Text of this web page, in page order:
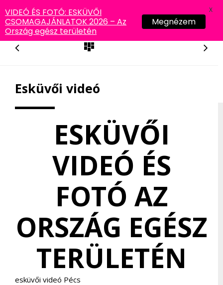
Esküvői videó
ESKÜVŐI
VIDEÓ ÉS
FOTÓ AZ
ORSZÁG EGÉSZ
TERÜLETÉN
esküvői videó Pécs
VIDEÓ ÉS FOTÓ: ESKÜVŐI
CSOMAGAJÁNLATOK 2026 – Az
Ország egész területén
Megnézem
X